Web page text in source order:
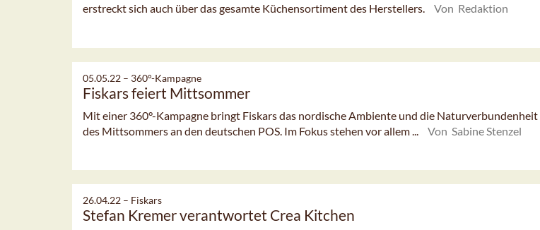
erstreckt sich auch über das gesamte Küchensortiment des Herstellers.
Von Redaktion
05.05.22 – 360°-Kampagne
Fiskars feiert Mittsommer
Mit einer 360°-Kampagne bringt Fiskars das nordische Ambiente und die Naturverbundenheit
des Mittsommers an den deutschen POS. Im Fokus stehen vor allem ...
Von Sabine Stenzel
26.04.22 – Fiskars
Stefan Kremer verantwortet Crea Kitchen